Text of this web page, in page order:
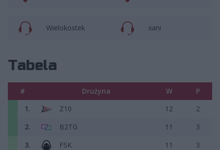
Wielokostek xani
Tabela
# Drużyna W
P
1.
Z10 12
2
2.
B2TG 11
3
3.
FSK 11
3